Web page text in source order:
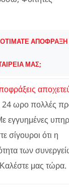
ΜΑΣ;
24 ωρο πολλές
εγγυημένες
σίγουροι ότι η
των
μας τώρα.